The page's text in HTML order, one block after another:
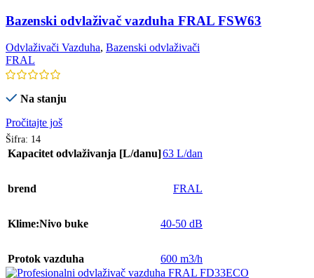
Bazenski odvlaživač vazduha FRAL FSW63
Odvlaživači Vazduha, Bazenski odvlaživači
FRAL
Na stanju
Pročitajte još
Šifra: 14
Kapacitet odvlaživanja [L/danu]63 L/dan
brend FRAL
Klime:Nivo buke 40-50 dB
Protok vazduha 600 m3/h